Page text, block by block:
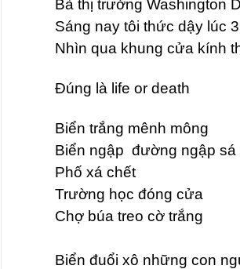
Bà thị trưởng Washington
Sáng nay tôi thức dậy lúc
Nhìn qua khung cửa kính
Đúng là life or death
Biển trắng mênh mông
Biển ngập đường ngập sá
Phố xá chết
Trường học đóng cửa
Chợ búa treo cờ trắng
Biển đuổi xô những con